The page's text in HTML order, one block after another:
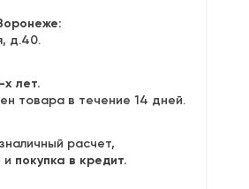
д.40.
х лет.
товара в течение 14 дней.
расчет,
и покупка в кредит.